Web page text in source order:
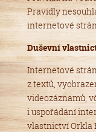
Pravidly
internetové
Duševní
Internetové
z textů,
videozáznamů,
i uspořádání
vlastnictví Orkla